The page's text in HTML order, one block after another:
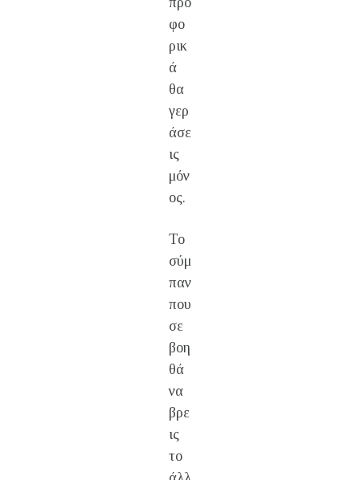
φο
ρικ
ά
θα
γερ
άσε
ις
μόν
ος.
Το
σύμ
παν
που
σε
βοη
θά
να
βρε
ις
το